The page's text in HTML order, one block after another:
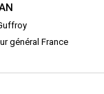
général France